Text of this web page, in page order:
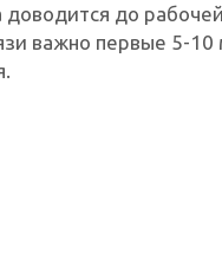
до
важно первые 5-